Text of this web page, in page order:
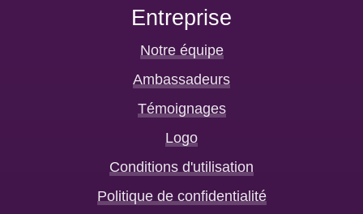
Entreprise
Notre équipe
Ambassadeurs
Témoignages
Logo
Conditions d'utilisation
Politique de confidentialité